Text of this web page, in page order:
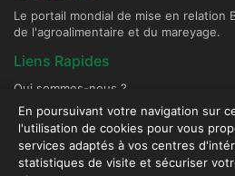
Le portail mondial de mise en relation
de l'agroalimentaire et du mareyage.
Liens Rapides
Qui sommes-nous ?
Devenir Fournisseur Partenaire
Publier une annonce
Contact & Sécurité
En poursuivant votre navigation sur
l'utilisation de cookies pour vous
services adaptés à vos centres
statistiques de visite et sécuriser